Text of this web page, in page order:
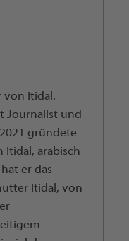
von Itidal.
Journalist und
gründete
arabisch
er das
Itidal, von